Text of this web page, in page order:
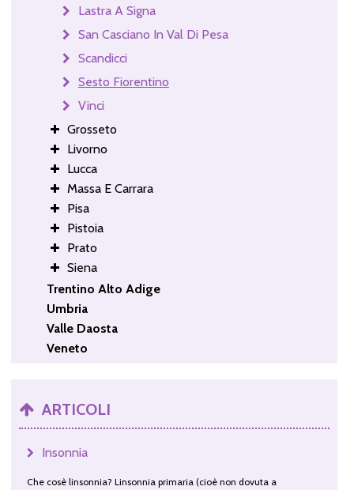
Lastra A Signa
San Casciano In Val Di Pesa
Scandicci
Sesto Fiorentino
Vinci
Grosseto
Livorno
Lucca
Massa E Carrara
Pisa
Pistoia
Prato
Siena
Trentino Alto Adige
Umbria
Valle Daosta
Veneto
ARTICOLI
Insonnia
Che cosè linsonnia? Linsonnia primaria (cioè non dovuta a